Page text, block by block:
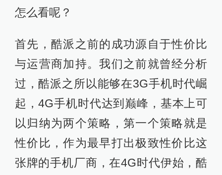
怎么看呢？
首先，酷派之前的成功源自于性价比
与运营商加持。我们之前就曾经分析
过，酷派之所以能够在3G手机时代崛
起，4G手机时代达到巅峰，基本上可
以归纳为两个策略，第一个策略就是
性价比，作为最早打出极致性价比这
张牌的手机厂商，在4G时代伊始，酷